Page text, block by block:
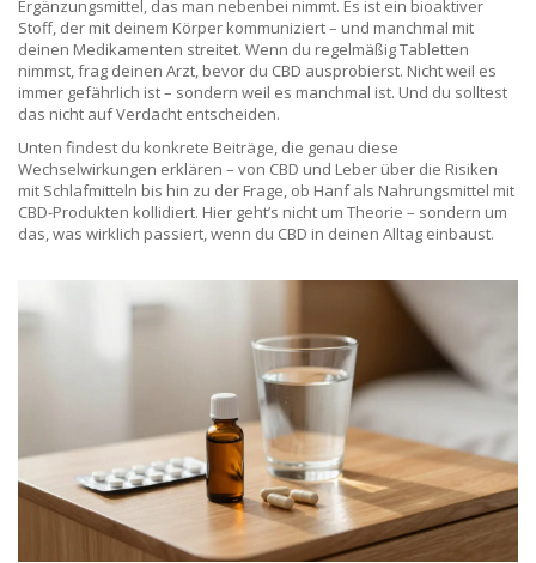
Ergänzungsmittel, das man nebenbei nimmt. Es ist ein bioaktiver
Stoff, der mit deinem Körper kommuniziert – und manchmal mit
deinen Medikamenten streitet. Wenn du regelmäßig Tabletten
nimmst, frag deinen Arzt, bevor du CBD ausprobierst. Nicht weil es
immer gefährlich ist – sondern weil es manchmal ist. Und du solltest
das nicht auf Verdacht entscheiden.
Unten findest du konkrete Beiträge, die genau diese
Wechselwirkungen erklären – von CBD und Leber über die Risiken
mit Schlafmitteln bis hin zu der Frage, ob Hanf als Nahrungsmittel mit
CBD-Produkten kollidiert. Hier geht’s nicht um Theorie – sondern um
das, was wirklich passiert, wenn du CBD in deinen Alltag einbaust.